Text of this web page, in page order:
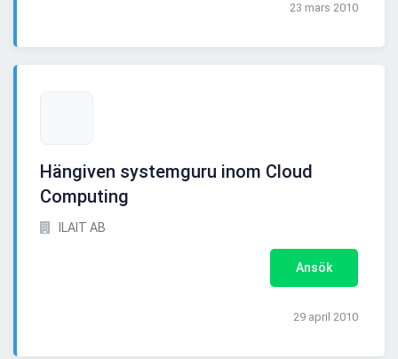
23 mars 2010
Hängiven systemguru inom Cloud
Computing
ILAIT AB
Ansök
29 april 2010